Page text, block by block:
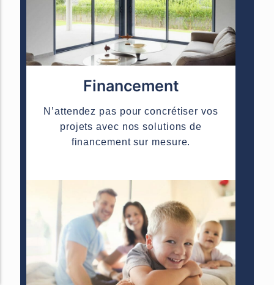
Financement
N’attendez pas pour concrétiser vos
projets avec nos solutions de
financement sur mesure.